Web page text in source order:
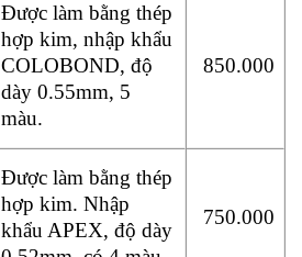
Được làm bằng thép
hợp kim, nhập khẩu
COLOBOND, độ
dày 0.55mm, 5
màu.
850.000
Được làm bằng thép
hợp kim. Nhập
khẩu APEX, độ dày
750.000